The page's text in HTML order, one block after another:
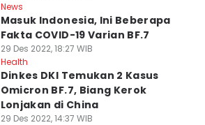
News
Masuk Indonesia, Ini Beberapa
Fakta COVID-19 Varian BF.7
29 Des 2022, 18:27 WIB
Health
Dinkes DKI Temukan 2 Kasus
Omicron BF.7, Biang Kerok
Lonjakan di China
29 Des 2022, 14:37 WIB